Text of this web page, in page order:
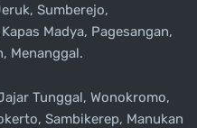
Sumberejo,
Madya, Pagesangan,
Menanggal.
Tunggal, Wonokromo,
Sambikerep, Manukan